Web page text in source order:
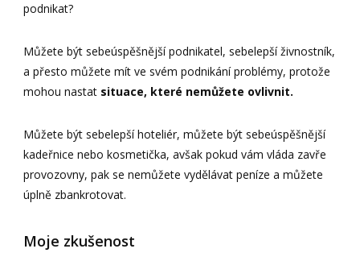
podnikat?
Můžete být sebeúspěšnější podnikatel, sebelepší živnostník,
a přesto můžete mít ve svém podnikání problémy, protože
mohou nastat situace, které nemůžete ovlivnit.
Můžete být sebelepší hoteliér, můžete být sebeúspěšnější
kadeřnice nebo kosmetička, avšak pokud vám vláda zavře
provozovny, pak se nemůžete vydělávat peníze a můžete
úplně zbankrotovat.
Moje zkušenost